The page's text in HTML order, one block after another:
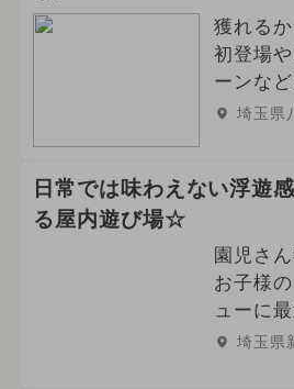
獲れる
初登場
ーンな
埼玉県
日常では味わえない浮遊
る屋内遊び場☆
園児さ
お子様
ューに
埼玉県